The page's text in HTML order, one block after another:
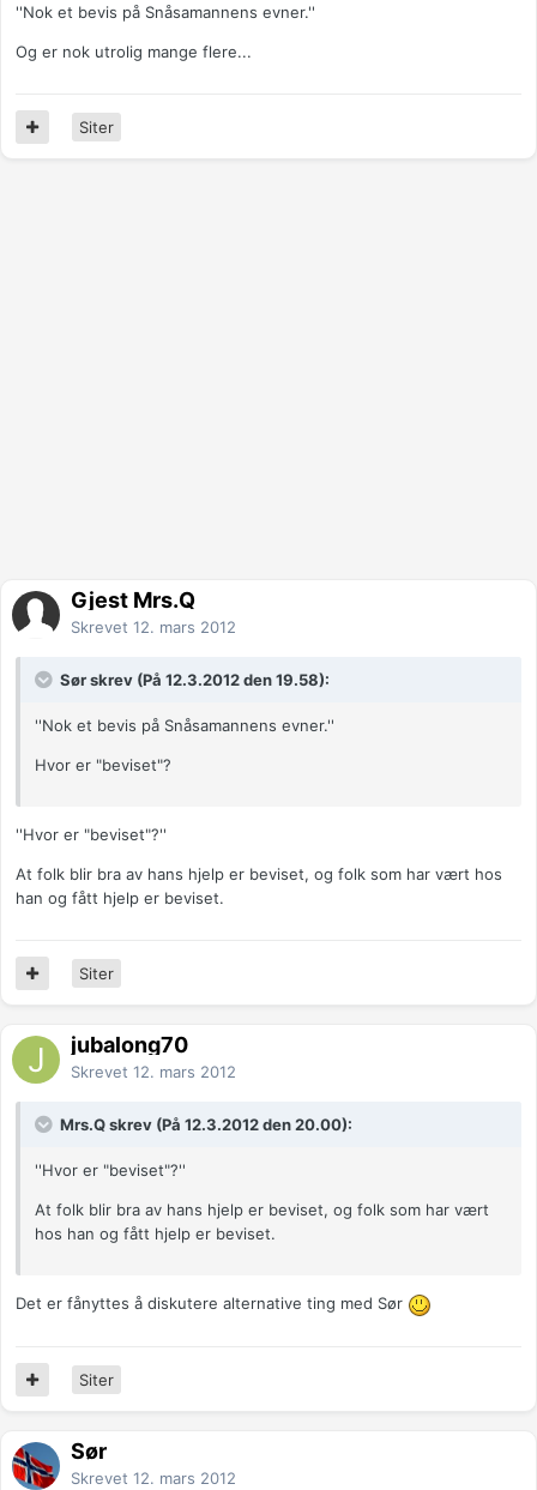
''Nok et bevis på Snåsamannens evner.''
Og er nok utrolig mange flere...
Siter
Gjest Mrs.Q
Skrevet 12. mars 2012
Sør skrev (På 12.3.2012 den 19.58):
''Nok et bevis på Snåsamannens evner.''
Hvor er "beviset"?
''Hvor er "beviset"?''
At folk blir bra av hans hjelp er beviset, og folk som har vært hos
han og fått hjelp er beviset.
Siter
jubalong70
Skrevet 12. mars 2012
Mrs.Q skrev (På 12.3.2012 den 20.00):
''Hvor er "beviset"?''
At folk blir bra av hans hjelp er beviset, og folk som har vært
hos han og fått hjelp er beviset.
Det er fånyttes å diskutere alternative ting med Sør
Siter
Sør
Skrevet 12. mars 2012